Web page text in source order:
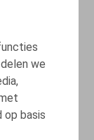
we
op basis